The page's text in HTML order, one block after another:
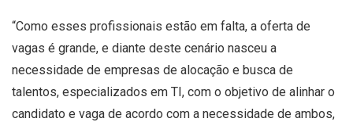
“Como esses profissionais estão em falta, a oferta de
vagas é grande, e diante deste cenário nasceu a
necessidade de empresas de alocação e busca de
talentos, especializados em TI, com o objetivo de alinhar o
candidato e vaga de acordo com a necessidade de ambos,